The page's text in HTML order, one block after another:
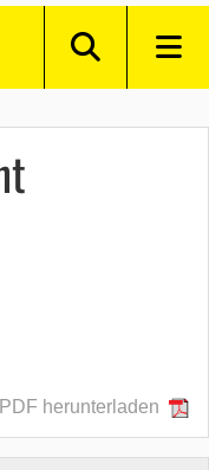
PDF herunterladen